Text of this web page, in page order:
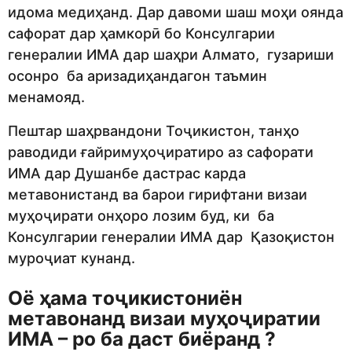
идома медиҳанд. Дар давоми шаш моҳи оянда
сафорат дар ҳамкорӣ бо Консулгарии
генералии ИМА дар шаҳри Алмато, гузариши
осонро ба аризадиҳандагон таъмин
менамояд.
Пештар шаҳрвандони Тоҷикистон, танҳо
раводиди ғайримуҳоҷиратиро аз сафорати
ИМА дар Душанбе дастрас карда
метавонистанд ва барои гирифтани визаи
муҳоҷирати онҳоро лозим буд, ки ба
Консулгарии генералии ИМА дар Қазоқистон
муроҷиат кунанд.
Оё ҳама тоҷикистониён
метавонанд визаи муҳоҷиратии
ИМА – ро ба даст биёранд ?